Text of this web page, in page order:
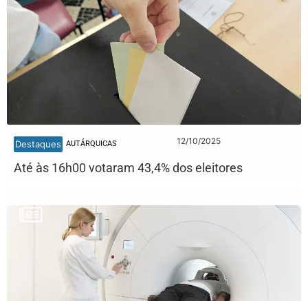
Destaques AUTÁRQUICAS 12/10/2025
Até às 16h00 votaram 43,4% dos eleitores